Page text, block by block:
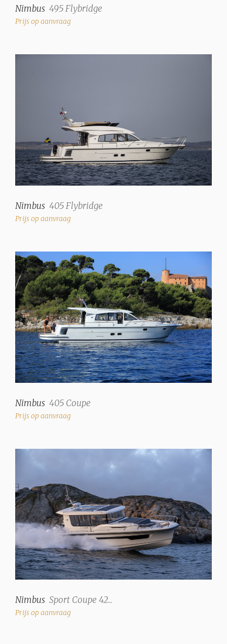
Nimbus 495 Flybridge
Prijs op aanvraag
Nimbus 405 Flybridge
Prijs op aanvraag
Nimbus 405 Coupe
Prijs op aanvraag
Nimbus Sport Coupe 42..
Prijs op aanvraag